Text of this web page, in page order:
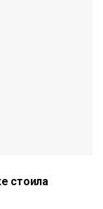
стоила